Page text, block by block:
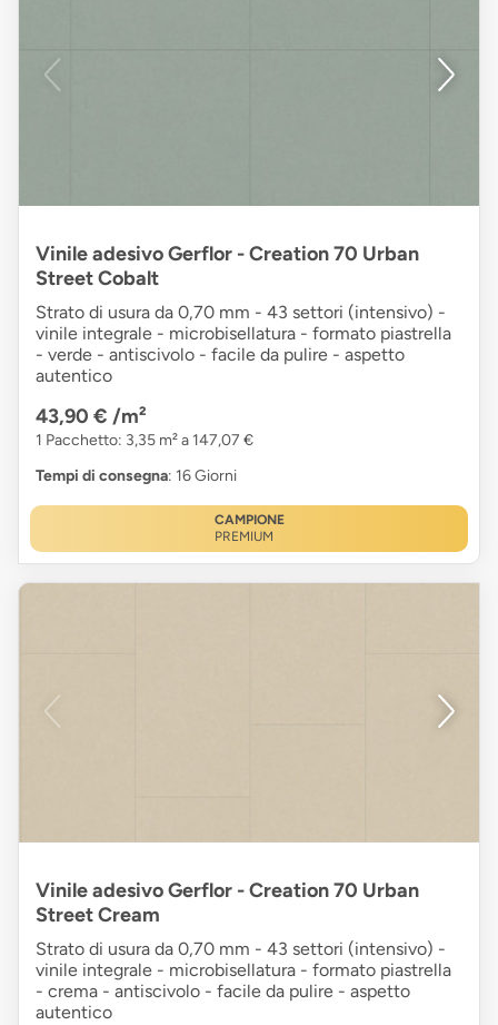
Vinile adesivo Gerflor - Creation 70 Urban
Street Cobalt
Strato di usura da 0,70 mm - 43 settori (intensivo) -
vinile integrale - microbisellatura - formato piastrella
- verde - antiscivolo - facile da pulire - aspetto
autentico
43,90 € /m²
1 Pacchetto: 3,35 m² a 147,07 €
Tempi di consegna: 16 Giorni
CAMPIONE
PREMIUM
Vinile adesivo Gerflor - Creation 70 Urban
Street Cream
Strato di usura da 0,70 mm - 43 settori (intensivo) -
vinile integrale - microbisellatura - formato piastrella
- crema - antiscivolo - facile da pulire - aspetto
autentico